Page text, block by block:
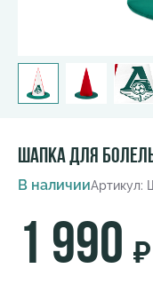
Шапка для
В наличии
1 990 ₽